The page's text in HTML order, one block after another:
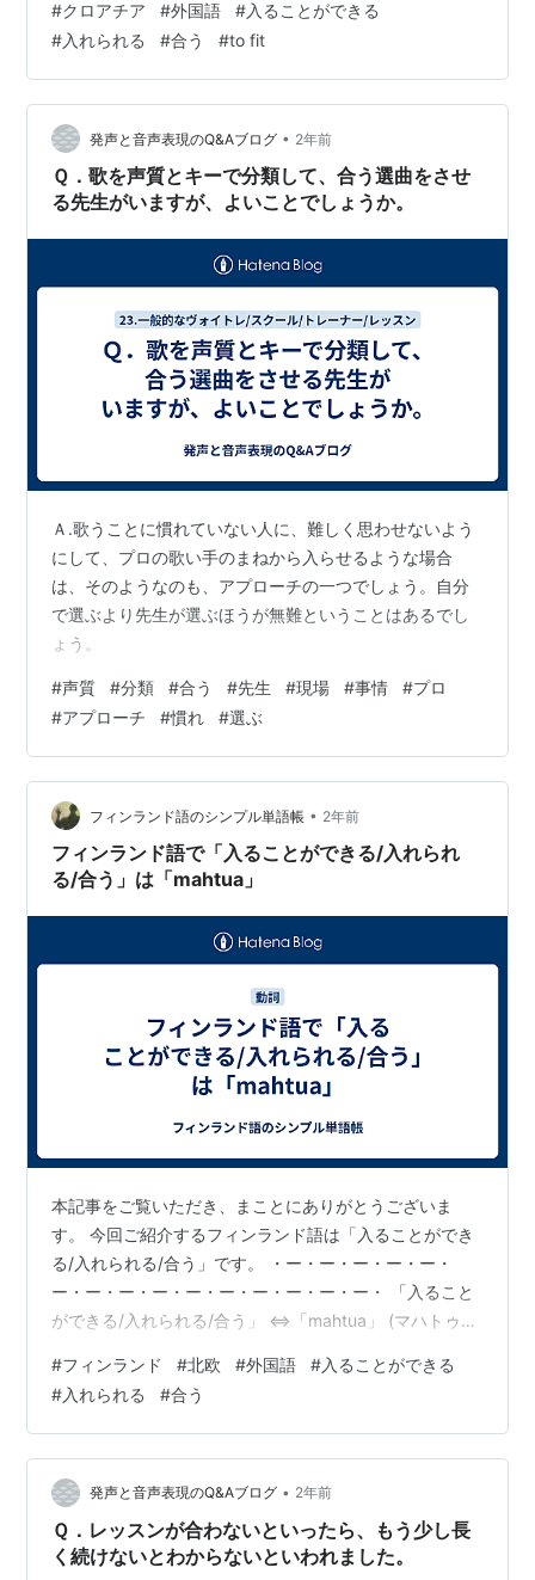
がぴったり合います。」 ⇔「Odrezak odgovara.」 (オ
ードレザク オドゥゴヴァラ.) ⇔「Steak fits the bill.」
・・・・・・・・・・・・・・・・・・・・・・・・・
・・・・・・・・・・ いかがでしたか？ では、この短い
記事から去る…
#クロアチア #外国語 #入ることができる
#入れられる #合う #to fit
発声と音声表現のQ&Aブログ • 2年前
Ｑ．歌を声質とキーで分類して、合う選曲をさせ
る先生がいますが、よいことでしょうか。
Ａ.歌うことに慣れていない人に、難しく思わせないよう
にして、プロの歌い手のまねから入らせるような場合
は、そのようなのも、アプローチの一つでしょう。自分
で選ぶより先生が選ぶほうが無難ということはあるでし
ょう。
#声質 #分類 #合う #先生 #現場 #事情 #プロ
#アプローチ #慣れ #選ぶ
フィンランド語のシンプル単語帳 • 2年前
フィンランド語で「入ることができる/入れられ
る/合う」は「mahtua」
本記事をご覧いただき、まことにありがとうございま
す。 今回ご紹介するフィンランド語は「入ることができ
る/入れられる/合う」です。 ・ー・ー・ー・ー・ー・
ー・ー・ー・ー・ー・ー・ー・ー・ー・ー・ 「入ること
ができる/入れられる/合う」 ⇔「mahtua」 (マハトゥ
ー・ー・ー・ー・ー・ー・ー・ 〔例文〕 「」 ⇔「」 ()
⇔「」 ・ー・ー・ー・ー・ー・ー・ー・ー・ー・ー・
ー・ー・ー・ー・ー・ 〔関連単語〕 ・ー・ー・ー・ー・
ー・ー・ー・ー・ー・ー・ー・ー・ー・ー・ー・ まだま
だフィンランド語を覚える余裕のある方は、前後の記事
や、 まと…
#フィンランド #北欧 #外国語 #入ることができる
#入れられる #合う
発声と音声表現のQ&Aブログ • 2年前
Ｑ．レッスンが合わないといったら、もう少し長
く続けないとわからないといわれました。